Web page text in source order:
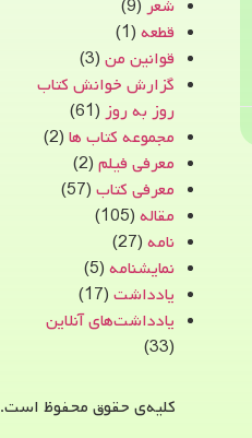
شعر(9)
قطعه(1)
قوانین من(3)
گزارش خوانش کتاب
روز به روز(61)
مجموعه کتاب ها(2)
معرفی فیلم(2)
معرفی کتاب(57)
مقاله(105)
نامه(27)
نمایشنامه(5)
یادداشت(17)
یادداشت‌های آنلاین
(33)
کلیه‌ی حقوق محفوظ است.